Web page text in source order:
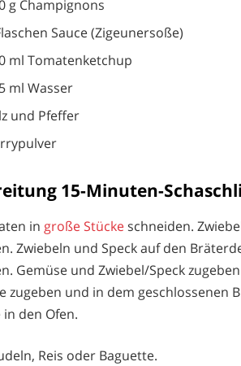
g Champignons
Sauce (Zigeunersoße)
ml Tomatenketchup
ml Wasser
und Pfeffer
15-Minuten-
in große Stückeschneiden.
Zwiebeln und Speck auf den
Gemüse und Zwiebel/Speck
zugeben und in dem geschlossenen
in den Ofen.
Reis oder Baguette.